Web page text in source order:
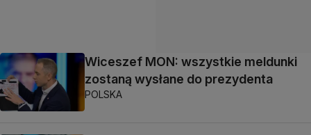
Wiceszef MON: wszystkie meldunki
zostaną wysłane do prezydenta
POLSKA